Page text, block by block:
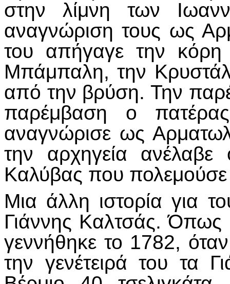
στην λίμνη των
αναγνώριση τους ως
του απήγαγε την
Μπάμπαλη, την
από την βρύση. Την
παρέμβαση ο
αναγνώρισε ως
την αρχηγεία ανέλαβε
Καλύβας που πολεμούσε
Μια άλλη ιστορία για
Γιάννης Καλτσάς.
γεννήθηκε το 1782,
την γενέτειρά του τα